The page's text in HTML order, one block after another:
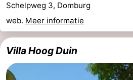
Schelpweg 3, Domburg
web. Meer informatie
Villa Hoog Duin